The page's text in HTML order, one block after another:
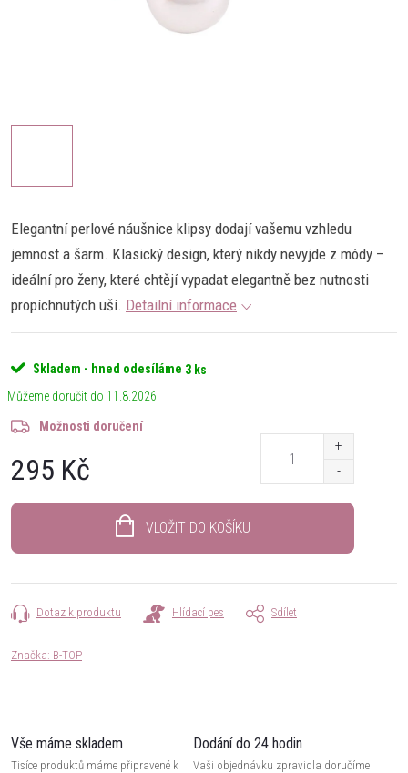
Elegantní perlové náušnice klipsy dodají vašemu vzhledu
jemnost a šarm. Klasický design, který nikdy nevyjde z módy –
ideální pro ženy, které chtějí vypadat elegantně bez nutnosti
propíchnutých uší. Detailní informace
Skladem - hned odesíláme 3 ks
11.8.2026
Možnosti doručení
295 Kč
VLOŽIT DO KOŠÍKU
Dotaz k produktu Hlídací pes Sdílet
Značka: B-TOP
Vše máme skladem
Tisíce produktů máme připravené k
Dodání do 24 hodin
Vaši objednávku zpravidla doručíme